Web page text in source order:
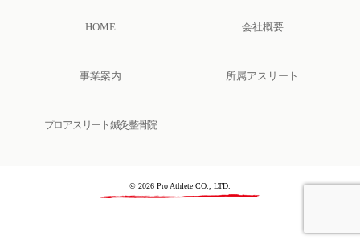
HOME 会社概要
事業案内 所属アスリート
プロアスリート鍼灸整骨院
© 2026 Pro Athlete CO., LTD.